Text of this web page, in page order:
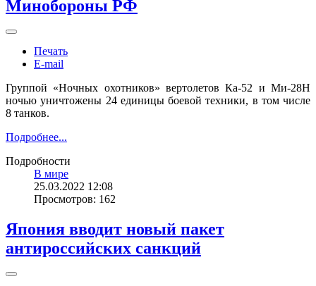
Минобороны РФ
Печать
E-mail
Группой «Ночных охотников» вертолетов Ка-52 и Ми-28Н
ночью уничтожены 24 единицы боевой техники, в том числе
8 танков.
Подробнее...
Подробности
В мире
25.03.2022 12:08
Просмотров: 162
Япония вводит новый пакет
антироссийских санкций